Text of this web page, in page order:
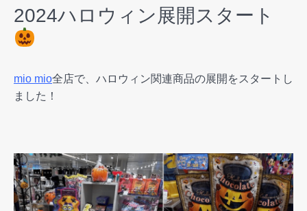
2024ハロウィン展開スタート
mio mio全店で、ハロウィン関連商品の展開をスタートし
ました！